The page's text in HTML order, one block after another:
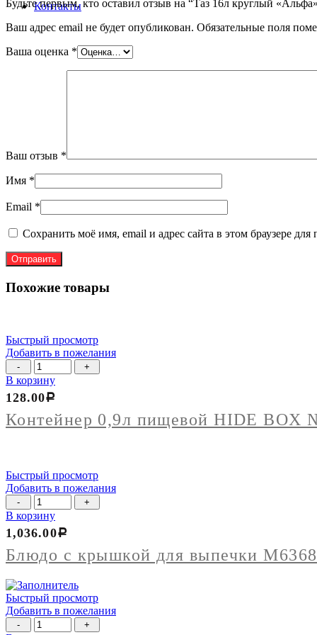
Контакты
Будьте первым, кто оставил отзыв на “Таз 16л круглый
Ваш адрес email не будет опубликован. Обязательные поля
Ваша оценка *
Ваш отзыв *
Имя *
Email *
Сохранить моё имя, email и адрес сайта в этом браузере
Похожие товары
Быстрый просмотр
Добавить в пожелания
Количество
товара
Контейнер
0,9л
пищевой
HIDE
В корзину
Контейнер 0,9л пищевой HIDE BOX
128.00Р
Быстрый просмотр
Добавить в пожелания
Количество
товара
Блюдо
с
крышкой
для
М6368
В корзину
Блюдо с крышкой для выпечки М6368
1,036.00Р
Быстрый просмотр
Добавить в пожелания
Количество